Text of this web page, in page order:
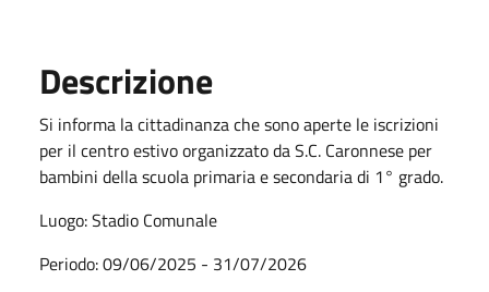
Descrizione
Si informa la cittadinanza che sono aperte le iscrizioni
per il centro estivo organizzato da S.C. Caronnese per
bambini della scuola primaria e secondaria di 1° grado.
Luogo: Stadio Comunale
Periodo: 09/06/2025 - 31/07/2026